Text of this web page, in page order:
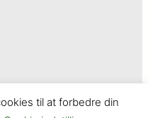
til at forbedre din